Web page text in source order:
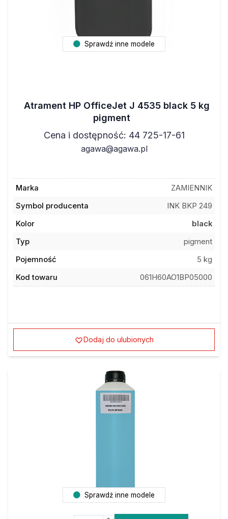
Sprawdź inne modele
Atrament HP OfficeJet J 4535 black 5 kg
pigment
Cena i dostępność: 44 725-17-61
agawa@agawa.pl
Marka
ZAMIENNIK
Symbol producenta
INK BKP 249
Kolor
black
Typ
pigment
Pojemność
5 kg
Kod towaru
061H60AO1BP05000
Dodaj do ulubionych
Sprawdź inne modele